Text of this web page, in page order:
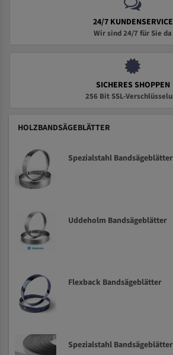
24/7 KUNDENSERVICE
Wir sind 24/7 für Sie da
SICHERES SHOPPEN
256 Bit SSL-
HOLZBANDSÄGEBLÄTTER
Spezialstahl Bandsägeblätter
Uddeholm Bandsägeblätter
Flexback Bandsägeblätter
Spezialstahl